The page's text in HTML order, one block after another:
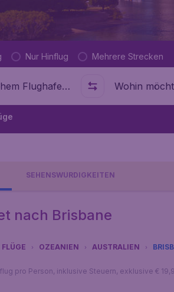
Nur Hinflug Mehrere Strecken
Wohin
SEHENSWÜRDIGKEITEN
nach Brisbane
FLÜGE OZEANIEN AUSTRALIEN
pro Person, inklusive Steuern, exklusive €